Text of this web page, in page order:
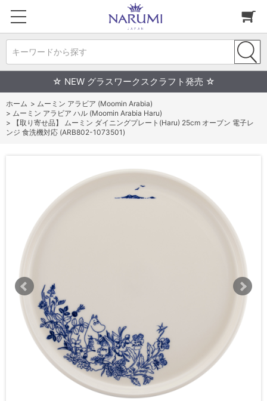
キーワードから探す
☆ NEW グラスワークスクラフト発売 ☆
ホーム > ムーミン アラビア (Moomin Arabia)
> ムーミン アラビア ハル (Moomin Arabia Haru)
>
【取り寄せ品】 ムーミン ダイニングプレート(Haru) 25cm オーブン 電子レ
ンジ 食洗機対応 (ARB802-1073501)